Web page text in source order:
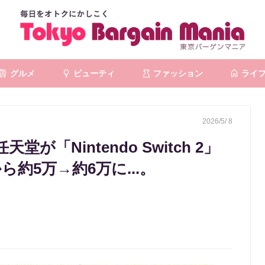
グルメ ビューティ ファッション ライフ
2026/5/ 8
天堂が「Nintendo Switch 2」
約5万→約6万に...。